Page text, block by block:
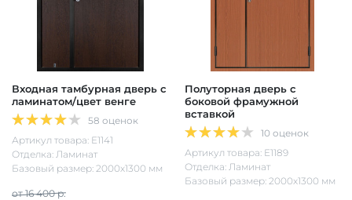
Входная тамбурная дверь с
ламинатом/цвет венге
58 оценок
Артикул товара: Е1141
Отделка: Ламинат
Базовый размер: 2000х1300 мм
от 16 400 р.
Полуторная дверь с
боковой фрамужной
вставкой
10 оценок
Артикул товара: Е1189
Отделка: Ламинат
Базовый размер: 2000х1300 мм